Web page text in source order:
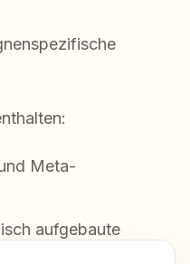
Meta-
aufgebaute